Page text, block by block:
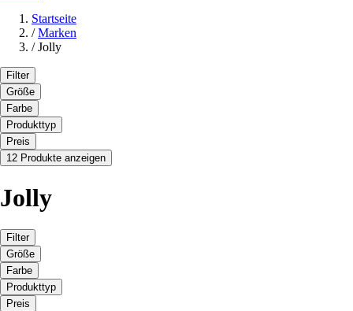
Startseite
/ Marken
/ Jolly
Filter
Größe
Farbe
Produkttyp
Preis
12 Produkte anzeigen
Jolly
Filter
Größe
Farbe
Produkttyp
Preis